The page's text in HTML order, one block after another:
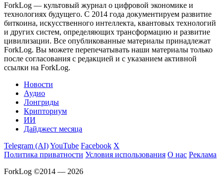
ForkLog — культовый журнал о цифровой экономике и
технологиях будущего. С 2014 года документируем развитие
биткоина, искусственного интеллекта, квантовых технологий
и других систем, определяющих трансформацию и развитие
цивилизации. Все опубликованные материалы принадлежат
ForkLog. Вы можете перепечатывать наши материалы только
после согласования с редакцией и с указанием активной
ссылки на ForkLog.
Новости
Аудио
Лонгриды
Крипториум
ИИ
Дайджест месяца
Telegram (AI)YouTube Facebook X
Политика приватности Условия использования О нас Реклама
ForkLog ©2014 — 2026